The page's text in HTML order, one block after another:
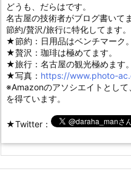
どうも、だらはです。
名古屋の技術者がブログ書いてま
節約/贅沢/旅行に特化してます。
★節約：日用品はベンチマーク。
★贅沢：珈琲は極めてます。
★旅行：名古屋の観光極めます。
★写真： https://www.photo-
※Amazonのアソシエイトとし
を得ています。
★Twitter：